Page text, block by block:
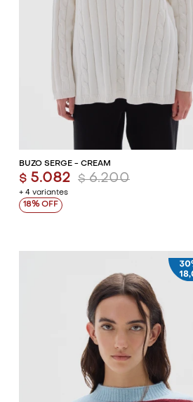
AGREGAR AL CARRITO
BUZO SERGE - CREAM
+ 4 variantes
$ 5.082 $ 6.200
18